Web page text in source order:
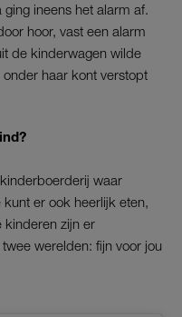
ineens het alarm af.
hoor, vast een alarm
de kinderwagen wilde
haar kont verstopt
waar
er ook heerlijk eten,
kinderen zijn er
twee werelden: fijn voor jou